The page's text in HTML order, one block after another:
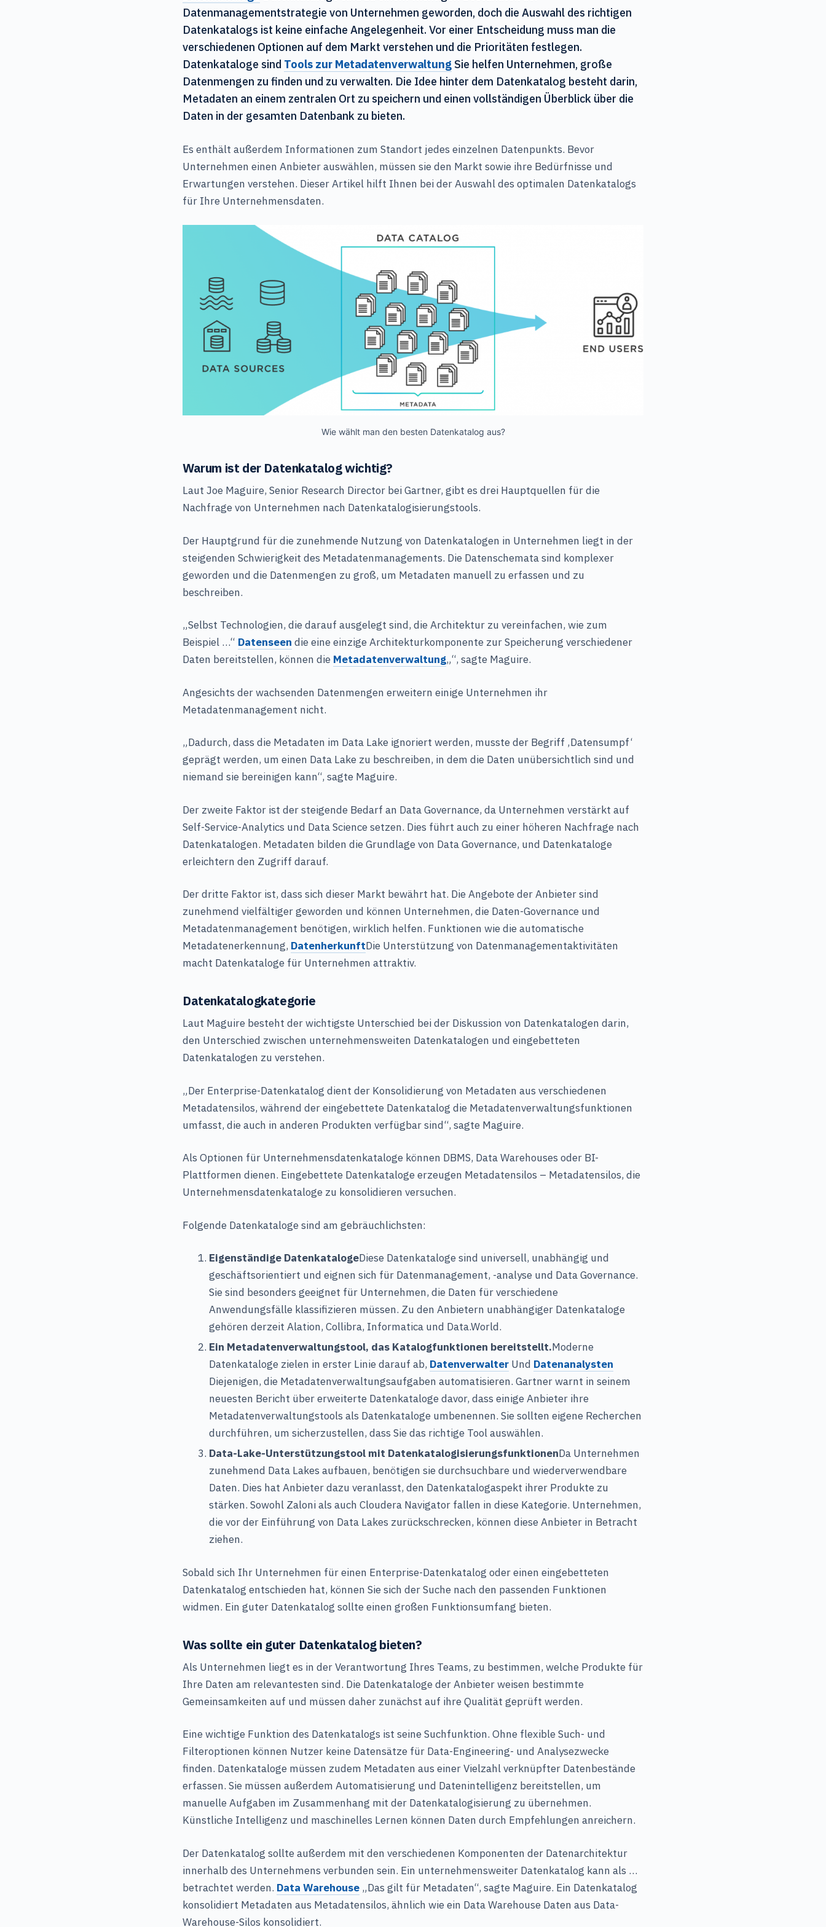
Datenmanagementstrategie von Unternehmen geworden, doch die Auswahl des richtigen
Datenkatalogs ist keine einfache Angelegenheit. Vor einer Entscheidung muss man die
verschiedenen Optionen auf dem Markt verstehen und die Prioritäten festlegen.
Datenkataloge sind Tools zur Metadatenverwaltung Sie helfen Unternehmen, große
Datenmengen zu finden und zu verwalten. Die Idee hinter dem Datenkatalog besteht darin,
Metadaten an einem zentralen Ort zu speichern und einen vollständigen Überblick über die
Daten in der gesamten Datenbank zu bieten.
Es enthält außerdem Informationen zum Standort jedes einzelnen Datenpunkts. Bevor
Unternehmen einen Anbieter auswählen, müssen sie den Markt sowie ihre Bedürfnisse und
Erwartungen verstehen. Dieser Artikel hilft Ihnen bei der Auswahl des optimalen Datenkatalogs
für Ihre Unternehmensdaten.
Wie wählt man den besten Datenkatalog aus?
Warum ist der Datenkatalog wichtig?
Laut Joe Maguire, Senior Research Director bei Gartner, gibt es drei Hauptquellen für die
Nachfrage von Unternehmen nach Datenkatalogisierungstools.
Der Hauptgrund für die zunehmende Nutzung von Datenkatalogen in Unternehmen liegt in der
steigenden Schwierigkeit des Metadatenmanagements. Die Datenschemata sind komplexer
geworden und die Datenmengen zu groß, um Metadaten manuell zu erfassen und zu
beschreiben.
„Selbst Technologien, die darauf ausgelegt sind, die Architektur zu vereinfachen, wie zum
Beispiel …“ Datenseen die eine einzige Architekturkomponente zur Speicherung verschiedener
Daten bereitstellen, können die Metadatenverwaltung„“, sagte Maguire.
Angesichts der wachsenden Datenmengen erweitern einige Unternehmen ihr
Metadatenmanagement nicht.
„Dadurch, dass die Metadaten im Data Lake ignoriert werden, musste der Begriff ‚Datensumpf‘
geprägt werden, um einen Data Lake zu beschreiben, in dem die Daten unübersichtlich sind und
niemand sie bereinigen kann“, sagte Maguire.
Der zweite Faktor ist der steigende Bedarf an Data Governance, da Unternehmen verstärkt auf
Self-Service-Analytics und Data Science setzen. Dies führt auch zu einer höheren Nachfrage nach
Datenkatalogen. Metadaten bilden die Grundlage von Data Governance, und Datenkataloge
erleichtern den Zugriff darauf.
Der dritte Faktor ist, dass sich dieser Markt bewährt hat. Die Angebote der Anbieter sind
zunehmend vielfältiger geworden und können Unternehmen, die Daten-Governance und
Metadatenmanagement benötigen, wirklich helfen. Funktionen wie die automatische
Metadatenerkennung, DatenherkunftDie Unterstützung von Datenmanagementaktivitäten
macht Datenkataloge für Unternehmen attraktiv.
Datenkatalogkategorie
Laut Maguire besteht der wichtigste Unterschied bei der Diskussion von Datenkatalogen darin,
den Unterschied zwischen unternehmensweiten Datenkatalogen und eingebetteten
Datenkatalogen zu verstehen.
„Der Enterprise-Datenkatalog dient der Konsolidierung von Metadaten aus verschiedenen
Metadatensilos, während der eingebettete Datenkatalog die Metadatenverwaltungsfunktionen
umfasst, die auch in anderen Produkten verfügbar sind“, sagte Maguire.
Als Optionen für Unternehmensdatenkataloge können DBMS, Data Warehouses oder BI-
Plattformen dienen. Eingebettete Datenkataloge erzeugen Metadatensilos – Metadatensilos, die
Unternehmensdatenkataloge zu konsolidieren versuchen.
Folgende Datenkataloge sind am gebräuchlichsten:
Eigenständige DatenkatalogeDiese Datenkataloge sind universell, unabhängig und
geschäftsorientiert und eignen sich für Datenmanagement, -analyse und Data Governance.
Sie sind besonders geeignet für Unternehmen, die Daten für verschiedene
Anwendungsfälle klassifizieren müssen. Zu den Anbietern unabhängiger Datenkataloge
gehören derzeit Alation, Collibra, Informatica und Data.World.
Ein Metadatenverwaltungstool, das Katalogfunktionen bereitstellt.Moderne
Datenkataloge zielen in erster Linie darauf ab, DatenverwalterUnd Datenanalysten
Diejenigen, die Metadatenverwaltungsaufgaben automatisieren. Gartner warnt in seinem
neuesten Bericht über erweiterte Datenkataloge davor, dass einige Anbieter ihre
Metadatenverwaltungstools als Datenkataloge umbenennen. Sie sollten eigene Recherchen
durchführen, um sicherzustellen, dass Sie das richtige Tool auswählen.
Data-Lake-Unterstützungstool mit DatenkatalogisierungsfunktionenDa Unternehmen
zunehmend Data Lakes aufbauen, benötigen sie durchsuchbare und wiederverwendbare
Daten. Dies hat Anbieter dazu veranlasst, den Datenkatalogaspekt ihrer Produkte zu
stärken. Sowohl Zaloni als auch Cloudera Navigator fallen in diese Kategorie. Unternehmen,
die vor der Einführung von Data Lakes zurückschrecken, können diese Anbieter in Betracht
ziehen.
Sobald sich Ihr Unternehmen für einen Enterprise-Datenkatalog oder einen eingebetteten
Datenkatalog entschieden hat, können Sie sich der Suche nach den passenden Funktionen
widmen. Ein guter Datenkatalog sollte einen großen Funktionsumfang bieten.
Was sollte ein guter Datenkatalog bieten?
Als Unternehmen liegt es in der Verantwortung Ihres Teams, zu bestimmen, welche Produkte für
Ihre Daten am relevantesten sind. Die Datenkataloge der Anbieter weisen bestimmte
Gemeinsamkeiten auf und müssen daher zunächst auf ihre Qualität geprüft werden.
Eine wichtige Funktion des Datenkatalogs ist seine Suchfunktion. Ohne flexible Such- und
Filteroptionen können Nutzer keine Datensätze für Data-Engineering- und Analysezwecke
finden. Datenkataloge müssen zudem Metadaten aus einer Vielzahl verknüpfter Datenbestände
erfassen. Sie müssen außerdem Automatisierung und Datenintelligenz bereitstellen, um
manuelle Aufgaben im Zusammenhang mit der Datenkatalogisierung zu übernehmen.
Künstliche Intelligenz und maschinelles Lernen können Daten durch Empfehlungen anreichern.
Der Datenkatalog sollte außerdem mit den verschiedenen Komponenten der Datenarchitektur
innerhalb des Unternehmens verbunden sein. Ein unternehmensweiter Datenkatalog kann als …
betrachtet werden. Data Warehouse „Das gilt für Metadaten“, sagte Maguire. Ein Datenkatalog
konsolidiert Metadaten aus Metadatensilos, ähnlich wie ein Data Warehouse Daten aus Data-
Warehouse-Silos konsolidiert.